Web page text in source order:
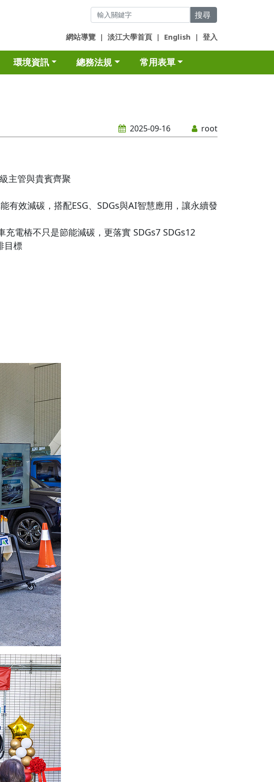
搜尋
網站導覽 | 淡江大學首頁 | English | 登入
環境資訊 總務法規 常用表單
2025-09-16 root
主管與貴賓齊聚
效減碳，搭配ESG、SDGs與AI智慧應用，讓永續發
電樁不只是節能減碳，更落實 SDGs7 SDGs12
目標